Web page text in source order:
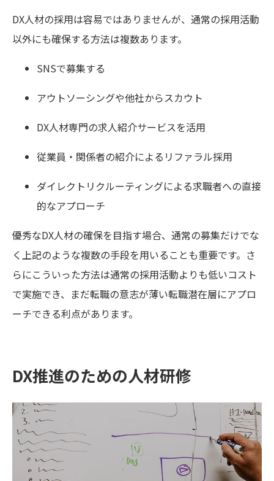
DX人材の採用は容易ではありませんが、通常の採用活動
以外にも確保する方法は複数あります。
SNSで募集する
アウトソーシングや他社からスカウト
DX人材専門の求人紹介サービスを活用
従業員・関係者の紹介によるリファラル採用
ダイレクトリクルーティングによる求職者への直接
的なアプローチ
優秀なDX人材の確保を目指す場合、通常の募集だけでな
く上記のような複数の手段を用いることも重要です。さ
らにこういった方法は通常の採用活動よりも低いコスト
で実施でき、まだ転職の意志が薄い転職潜在層にアプロ
ーチできる利点があります。
DX推進のための人材研修